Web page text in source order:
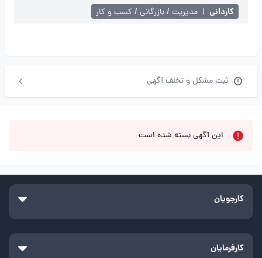
کاردانی | مدیریت / بازرگانی / کسب و کار
ثبت مشکل و تخلف آگهی
این آگهی بسته شده است
کارجویان
کارفرمایان